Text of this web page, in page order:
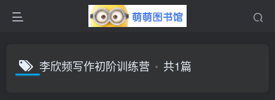
李欣频写作初阶训练营 共1篇